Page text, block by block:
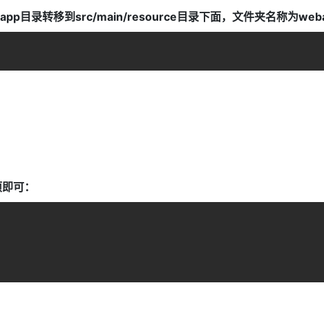
目录转移到src/main/resource目录下面，文件夹名称为
可：